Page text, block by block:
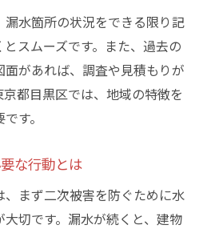
信頼できる依頼先の見極め
に確認すべき事前準備
漏水修理業者の選び方
頼の際に役立つ質問集
めの見積もり比較法
りの比較で重視すべき点
水箇所の状況をできる限り記
スムーズです。また、過去の
があれば、調査や見積もりが
都目黒区では、地域の特徴を
す。
な行動とは
まず二次被害を防ぐために水
切です。漏水が続くと、建物